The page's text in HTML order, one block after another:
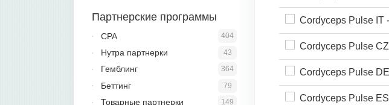
Cordyceps Pulse IT
Cordyceps Pulse
Cordyceps Pulse
Cordyceps Pulse ES -
Партнерские программы
404
CPA
43
Нутра партнерки
364
Гемблинг
79
Беттинг
149
Товарные партнерки